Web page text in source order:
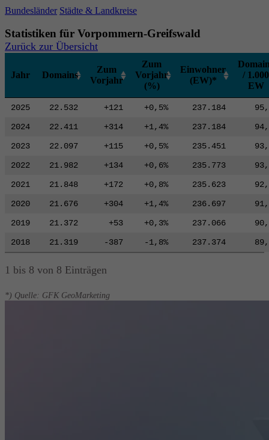
Bundesländer Städte & Landkreise
Statistiken für Vorpommern-Greifswald
Zurück zur Übersicht
Jahr Domains
Zum
Vorjahr
Zum
Vorjahr
(%)
Einwohner
(EW)*
/ 1.000
EW
2025 22.532 +121 +0,5% 237.184
2024
22.411 +314 +1,4% 237.184
2023
22.097 +115 +0,5% 235.451
2022
21.982 +134 +0,6% 235.773
2021
21.848 +172 +0,8% 235.623
2020
21.676 +304 +1,4% 236.697
2019
21.372 +53 +0,3% 237.066
2018
21.319 -387 -1,8% 237.374
1 bis 8 von 8 Einträgen
*) Quelle: GFK GeoMarketing